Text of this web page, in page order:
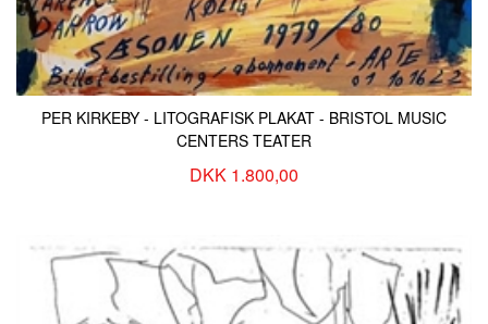
PER KIRKEBY - LITOGRAFISK PLAKAT - BRISTOL MUSIC
CENTERS TEATER
DKK 1.800,00